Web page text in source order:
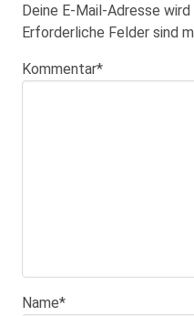
Deine E-Mail-Adresse
Erforderliche Felder sind
Kommentar*
Name*